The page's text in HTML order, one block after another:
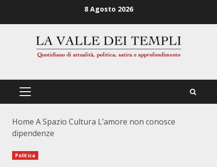
8 Agosto 2026
PRIMÄRES
Home A Spazio Cultura L’amore non conosce
dipendenze
Politica